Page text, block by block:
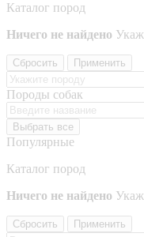
Каталог пород
Ничего не найдено
Сбросить Применить
Породы собак
Выбрать все
Популярные
Каталог пород
Ничего не найдено
Сбросить Применить